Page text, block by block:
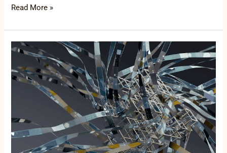
Read More »
JustBan
beschermt
ondernemers:
Einde